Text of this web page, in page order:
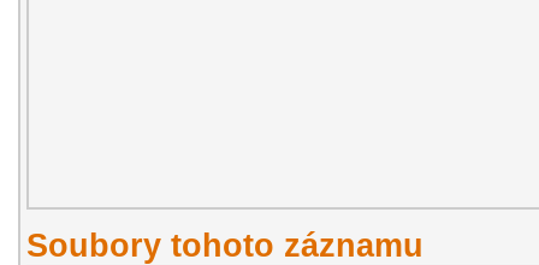
Soubory tohoto záznamu